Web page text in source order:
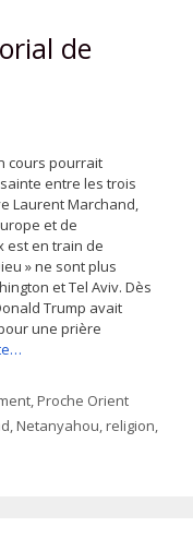
de
cours pourrait
entre les trois
Laurent Marchand,
et de
est en train de
» ne sont plus
et Tel Aviv. Dès
Trump avait
une prière
,Proche Orient
,Netanyahou,religion,